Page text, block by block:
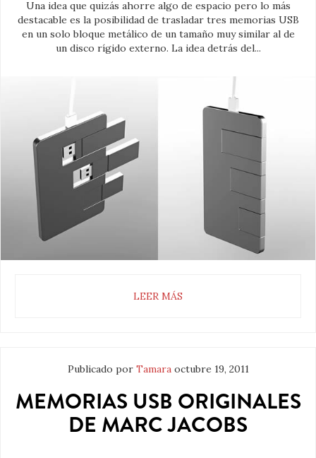
Una idea que quizás ahorre algo de espacio pero lo más
destacable es la posibilidad de trasladar tres memorias USB
en un solo bloque metálico de un tamaño muy similar al de
un disco rígido externo. La idea detrás del...
LEER MÁS
Publicado por Tamara octubre 19, 2011
MEMORIAS USB ORIGINALES
DE MARC JACOBS